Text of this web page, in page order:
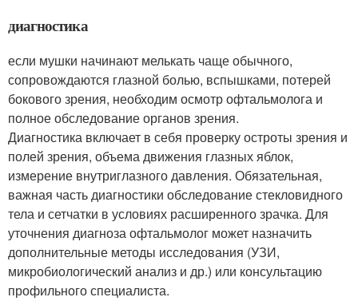
диагностика
если мушки начинают мелькать чаще обычного,
сопровождаются глазной болью, вспышками, потерей
бокового зрения, необходим осмотр офтальмолога и
полное обследование органов зрения.
Диагностика включает в себя проверку остроты зрения и
полей зрения, объема движения глазных яблок,
измерение внутриглазного давления. Обязательная,
важная часть диагностики обследование стекловидного
тела и сетчатки в условиях расширенного зрачка. Для
уточнения диагноза офтальмолог может назначить
дополнительные методы исследования (УЗИ,
микробиологический анализ и др.) или консультацию
профильного специалиста.